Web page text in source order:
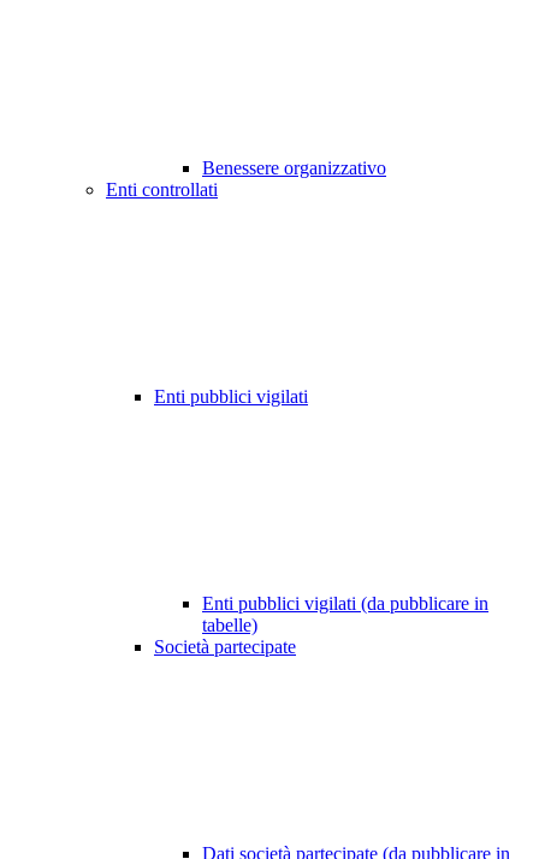
Benessere organizzativo
Enti controllati
Enti pubblici vigilati
Enti pubblici vigilati (da pubblicare in
tabelle)
Società partecipate
Dati società partecipate (da pubblicare in